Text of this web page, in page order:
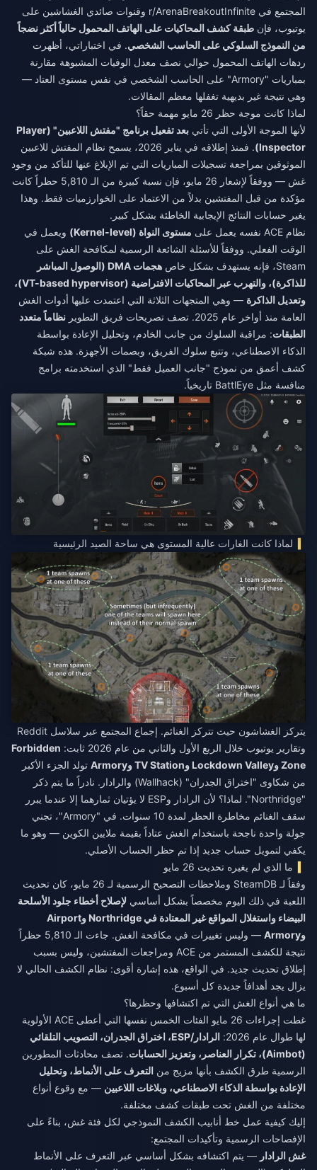
المجتمع في r/ArenaBreakoutInfinite وقنوات صائدي الغشاشين على
يوتيوب، فإن طبقة كشف المحاكيات على الهاتف المحمول حالياً أكثر نضجاً
من النموذج السلوكي على الحاسب الشخصي. في اختباراتي، أظهرت
ردهات الهاتف المحمول حوالي نصف معدل الوفيات المشبوهة مقارنة
بمباريات "Armory" على الحاسب الشخصي في نفس مستوى العتاد —
وهي نتيجة غير بديهية تغفلها معظم المقالات.
لماذا كانت موجة حظر 26 مايو مهمة حقاً؟
لأنها الموجة الأولى التي تأتي
بعد تفعيل برنامج "مفتش اللاعبين" (Player
Inspector)
. فمنذ إطلاقه في يناير 2026، يسمح نظام المفتش للاعبين
الموثوقين بمراجعة تسجيلات المباريات التي تم الإبلاغ عنها للتأكد من وجود
غش — ووفقاً لإشعار 26 مايو، فإن نسبة كبيرة من الـ 5,810 حظراً كانت
مؤكدة من قبل المفتشين بدلاً من الاعتماد على الخوارزميات فقط. وهذا
يغير حسابات النتائج الإيجابية الخاطئة بشكل كبير.
نظام ACE نفسه يعمل على
مستوى النواة (Kernel-level)
ويعمل في
الوقت الفعلي. ووفقاً للأسئلة الشائعة الرسمية لمكافحة الغش على
Steam، فإنه يستهدف بشكل خاص
هجمات DMA (الوصول المباشر
للذاكرة)، والتهرب عبر المحاكيات الافتراضية (VT-based hypervisor)،
وتعديل الذاكرة — وهي المتجهات الثلاثة التي اعتمدت عليها أدوات الغش
العامة منذ أواخر عام 2025. تصف تصريحات فريق التطوير
نظاماً متعدد
الطبقات: مراقبة السلوك من جانب الخادم، وتحليل الإعادة بواسطة
الذكاء الاصطناعي، وتتبع سلوك الفريق، وبصمات الأجهزة. هذه شبكة
كشف أعمق من نموذج "جانب العميل فقط" الذي استخدمته برامج
منافسة مثل BattlEye تاريخياً.
لماذا كانت الغارات عالية المستوى هي ساحة الصيد الرئيسية
يتركز الغشاشون حيث تتركز الغنائم. إجماع المجتمع عبر سلاسل Reddit
وتقارير يوتيوب خلال الربع الأول والثاني من عام 2026 ثابت:
Forbidden
Zone وLockdown Valley وTV Station وArmory
تولد الجزء الأكبر
من شكاوى "اختراق الجدران" (Wallhack) والرادار. نادراً ما يتم ذكر
"Northridge". لماذا؟ لأن الرادار وESP لا يؤتيان ثمارهما إلا عندما يبرر
سقف الغنائم مخاطرة الحظر لمدة 10 سنوات. في "Armory"، تجني
جولة واحدة ناجحة باستخدام الغش عتاداً بقيمة ملايين الكوين — وهو ما
يكفي لتمويل حساب جديد إذا تم حظر الحساب الأصلي.
ما الذي لم يغيره تحديث 26 مايو
وفقاً لـ SteamDB وملاحظات التصحيح الرسمية لـ 26 مايو، كان تحديث
اللعبة في ذلك اليوم مخصصاً بشكل أساسي لإصلاح أخطاء جلود الأسلحة
البيضاء واستغلال المواقع غير المعتادة في Northridge وAirport
وArmory
— وليس تغييرات في مكافحة الغش. جاءت الـ 5,810 حظراً
نتيجة للكشف المستمر من ACE ومراجعات المفتشين، وليس بسبب
إطلاق تحديث جديد. في الواقع، هذه إشارة أقوى: نظام الكشف الحالي لا
يزال يجد أهدافاً جديدة كل أسبوع.
ما هي أنواع الغش التي تم اكتشافها وحظرها؟
غطت إجراءات 26 مايو الفئات الخمس نفسها التي أعطى ACE الأولوية
لها طوال عام 2026:
الرادار/ESP، اختراق الجدران، التصويب التلقائي
(Aimbot)، تكرار العناصر، وتعزيز الحسابات
. تصف محادثات المطورين
الرسمية طرق الكشف بأنها مزيج من التعرف على الأنماط، وتحليل
الإعادة بواسطة الذكاء الاصطناعي، وبلاغات اللاعبين — مع وقوع أنواع
مختلفة من الغش تحت طبقات كشف مختلفة.
إليك كيفية عمل خط أنابيب الكشف النموذجي لكل فئة غش، بناءً على
الإفصاحات الرسمية وتأكيدات المجتمع:
غش الرادار — يتم اكتشافه بشكل أساسي عبر التعرف على الأنماط